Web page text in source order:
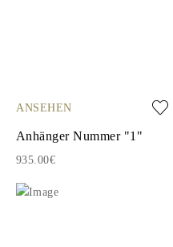
ANSEHEN
Anhänger Nummer "1"
935.00€